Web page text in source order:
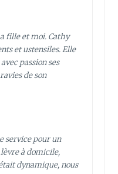
fille et moi. Cathy
et ustensiles. Elle
passion ses
de son
service pour un
à domicile,
dynamique, nous